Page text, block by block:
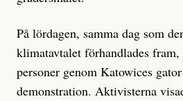
På lördagen, samma dag som
klimatavtalet förhandlades fram,
personer genom Katowices
demonstration. Aktivisterna